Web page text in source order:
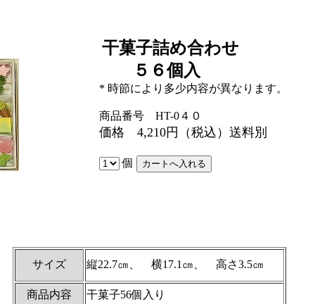
干菓子詰め合わせ
５６個入
* 時節により多少内容が異なります。
商品番号 HT-0４０
価格 4,210円 （税込）送料別
個
サイズ 縦22.7㎝、 横17.1㎝、 高さ3.5㎝
商品内容 干菓子56個入り